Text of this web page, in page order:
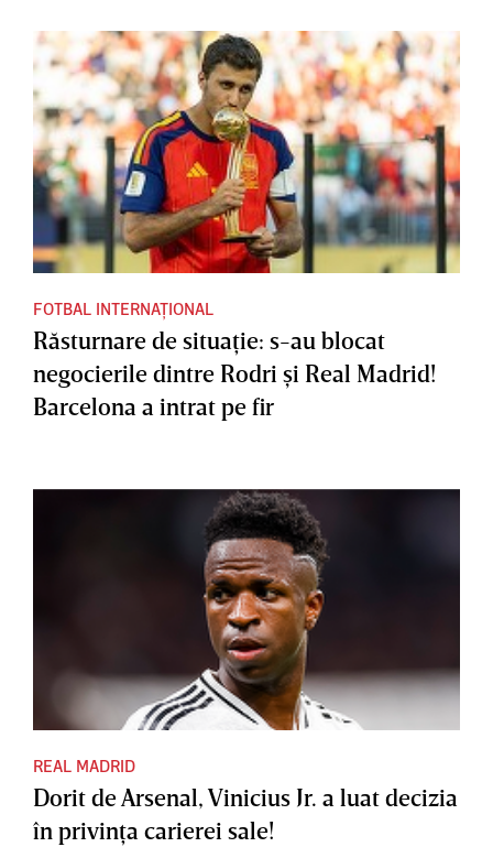
FOTBAL INTERNAȚIONAL
Răsturnare de situaţie: s-au blocat
negocierile dintre Rodri şi Real Madrid!
Barcelona a intrat pe fir
REAL MADRID
Dorit de Arsenal, Vinicius Jr. a luat decizia
în privinţa carierei sale!